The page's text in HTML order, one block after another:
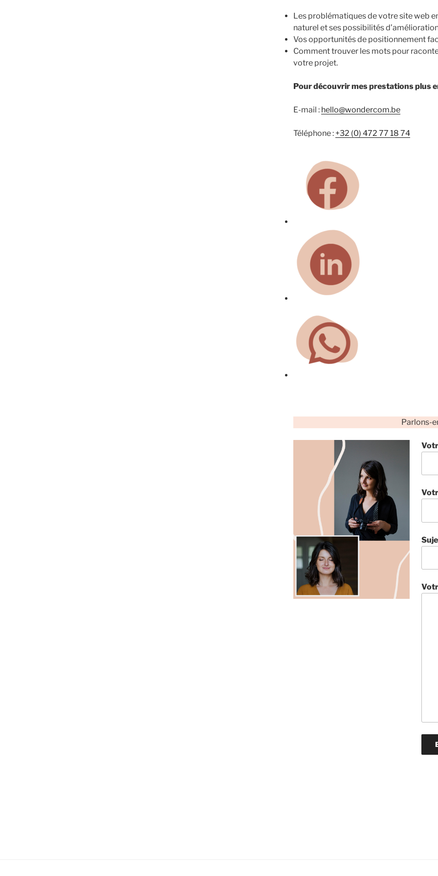
Les problématiques de votre site web
naturel et ses possibilités
Vos opportunités de positionnement
Comment trouver les mots pour
votre projet.
Pour découvrir mes prestations plus
E-mail : hello@wondercom.be
Téléphone : +32 (0) 472 77 18 74
Parlons-